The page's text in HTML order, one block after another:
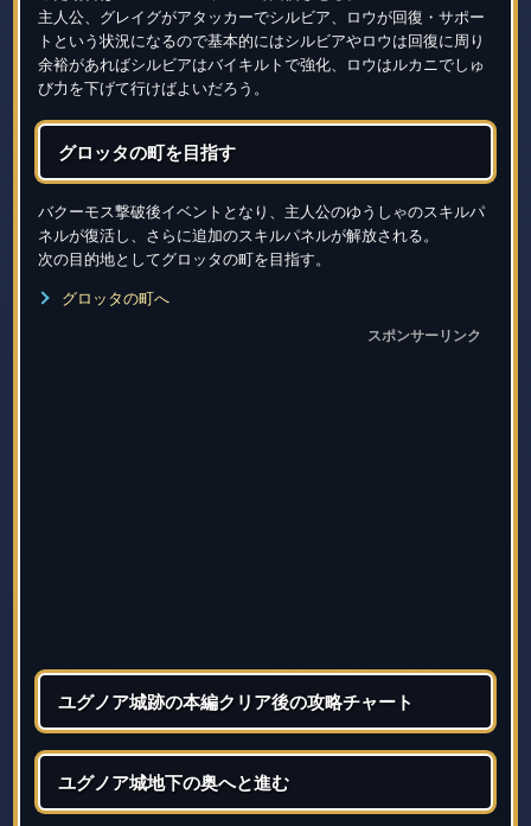
主人公、グレイグがアタッカーでシルビア、ロウが回復・サポー
トという状況になるので基本的にはシルビアやロウは回復に周り
余裕があればシルビアはバイキルトで強化、ロウはルカニでしゅ
び力を下げて行けばよいだろう。
グロッタの町を目指す
バクーモス撃破後イベントとなり、主人公のゆうしゃのスキルパ
ネルが復活し、さらに追加のスキルパネルが解放される。
次の目的地としてグロッタの町を目指す。
グロッタの町へ
スポンサーリンク
ユグノア城跡の本編クリア後の攻略チャート
ユグノア城地下の奥へと進む